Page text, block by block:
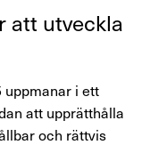
att utveckla
uppmanar i ett
att upprätthålla
och rättvis